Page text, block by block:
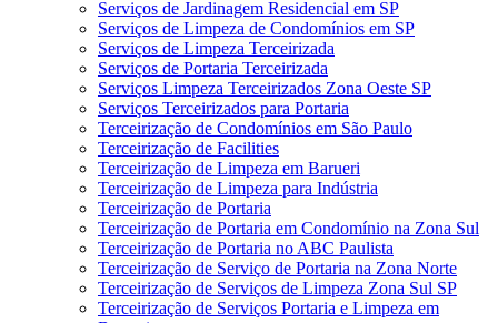
Serviços de Jardinagem Residencial em SP
Serviços de Limpeza de Condomínios em SP
Serviços de Limpeza Terceirizada
Serviços de Portaria Terceirizada
Serviços Limpeza Terceirizados Zona Oeste SP
Serviços Terceirizados para Portaria
Terceirização de Condomínios em São Paulo
Terceirização de Facilities
Terceirização de Limpeza em Barueri
Terceirização de Limpeza para Indústria
Terceirização de Portaria
Terceirização de Portaria em Condomínio na Zona Sul
Terceirização de Portaria no ABC Paulista
Terceirização de Serviço de Portaria na Zona Norte
Terceirização de Serviços de Limpeza Zona Sul SP
Terceirização de Serviços Portaria e Limpeza em